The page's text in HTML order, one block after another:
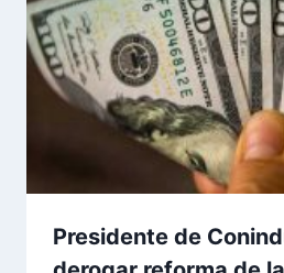
Presidente de